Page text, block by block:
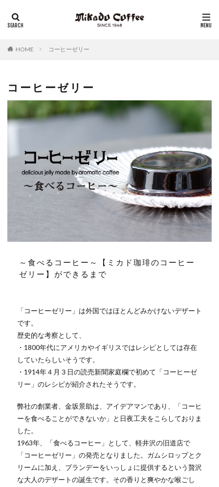
HOME コーヒーゼリー
コーヒーゼリー
～食べるコーヒー～【ミカド珈琲のコーヒー
ゼリー】ができるまで
「コーヒーゼリー」は外国ではほとんどみかけないデザート
です。
歴史的な考察として、
・1800年代にアメリカやイギリスではレシピとしては存在
していたらしいそうです。
・1914年４月３日の読売新聞家庭欄で初めて「コーヒーゼ
リー」のレシピが紹介されたそうです。
弊社の創業者、金坂景助は、アイデアマンであり、「コーヒ
ーを食べることができないか」と日夜工夫をこらしておりま
した。
1963年、「食べるコーヒー」として、軽井沢の旧道店で
「コーヒーゼリー」の発売となりました。ガムシロップとク
リームに加え、ブランデーをいっしょに提供するという贅沢
な大人のデザートの誕生です。その香りと爽やかな喉ごし
リキッドコーヒー アイスコーヒー
チーズケーキ